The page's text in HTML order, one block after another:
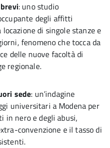
: uno studio
degli affitti
di singole stanze e
fenomeno che tocca da
delle nuove facoltà di
regionale.
sede: un’indagine
universitari a Modena per
in nero e degli abusi,
convenzione e il tasso di